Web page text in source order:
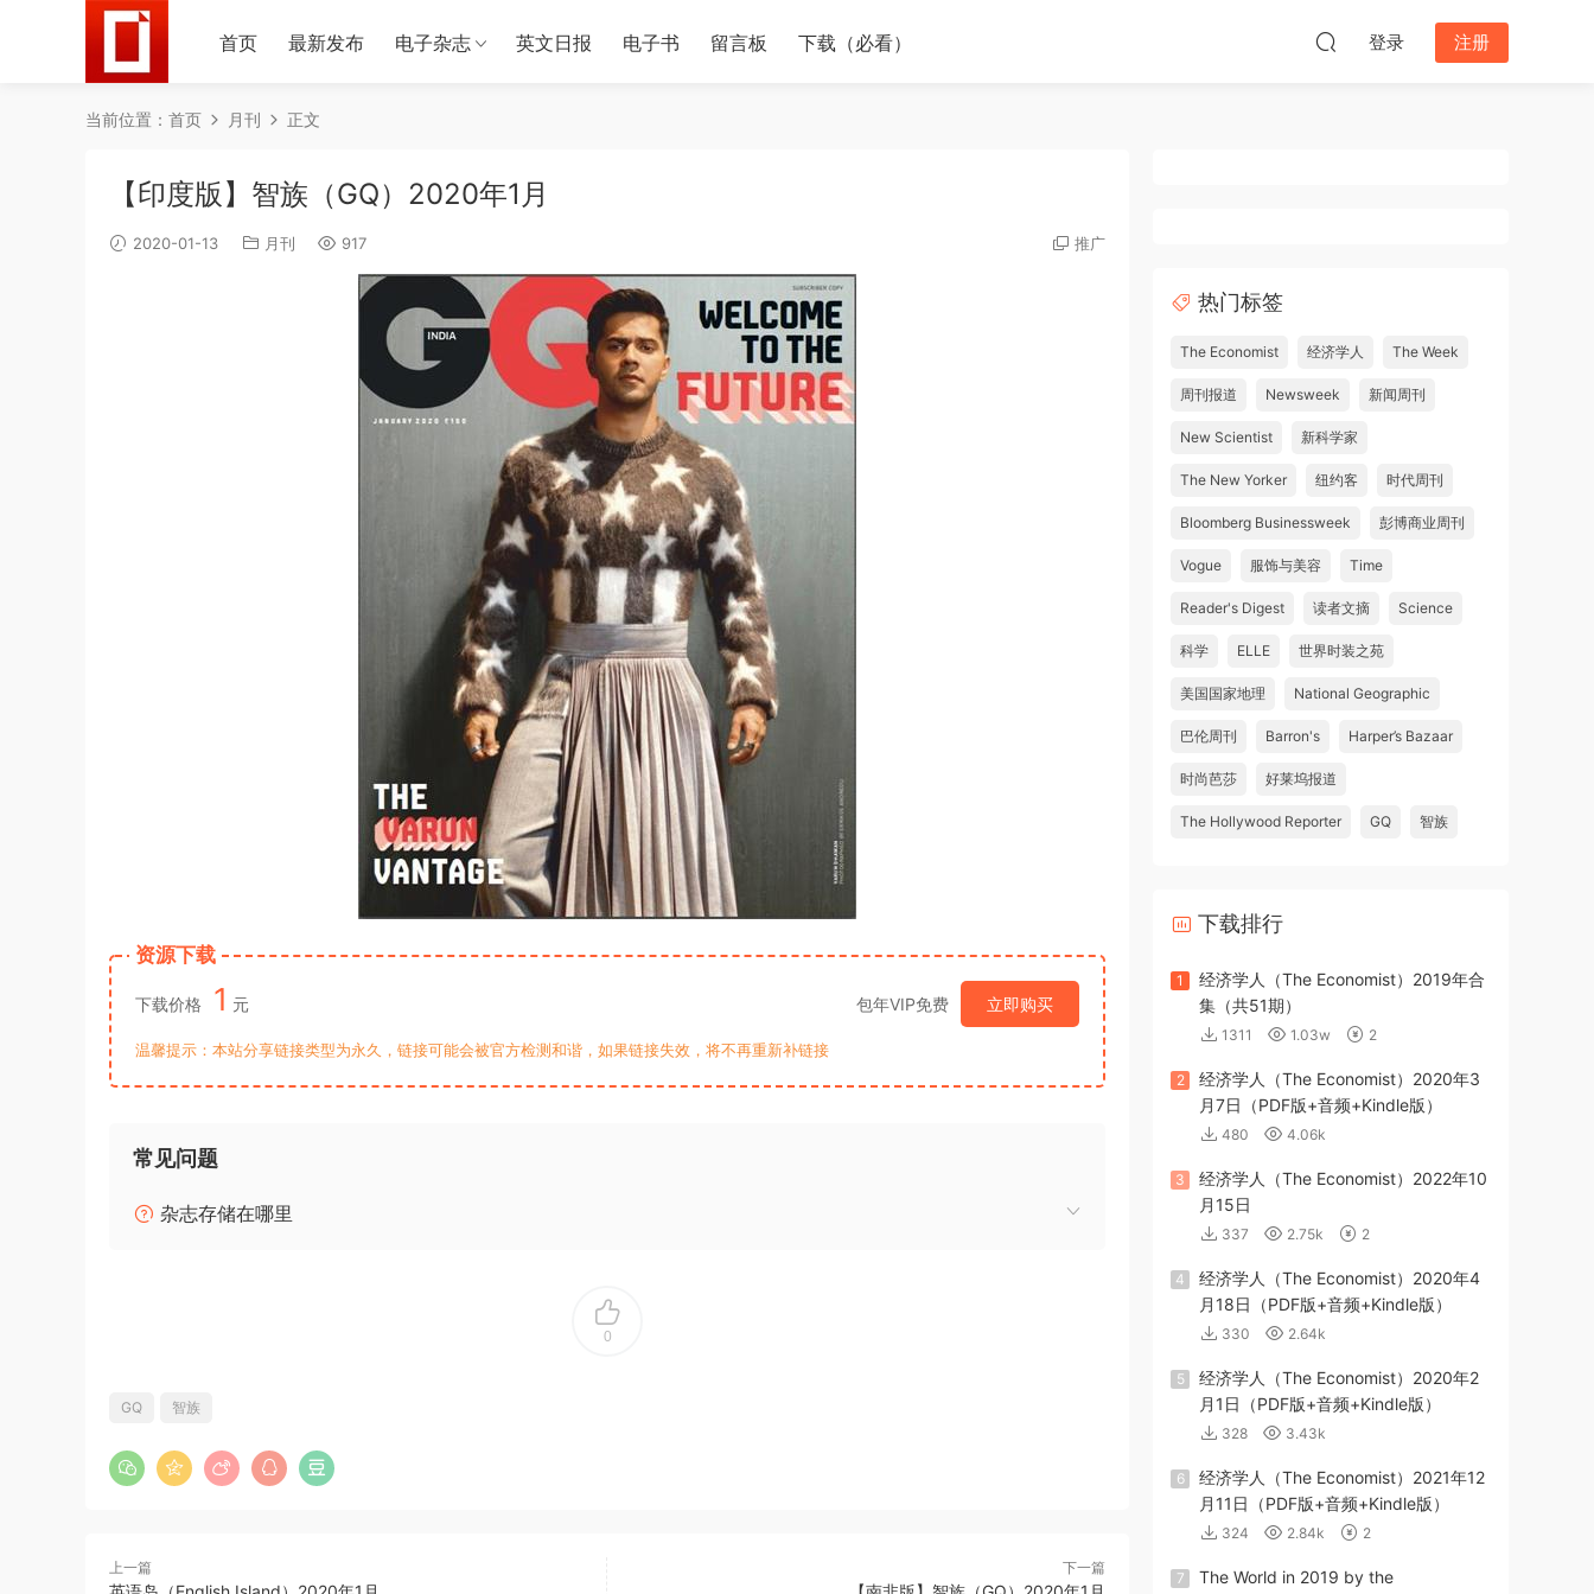
首页 最新发布 电子杂志 英文日报 电子书 留言板 下载（必看） 登录 注册
当前位置： 首页 月刊 正文
【印度版】智族（GQ）2020年1月
2020-01-13 月刊 917 推广
资源下载
下载价格 1 元 包年VIP免费 立即购买
温馨提示：本站分享链接类型为永久，链接可能会被官方检测和谐，如果链接失效，将不再重新补链接
常见问题
杂志存储在哪里
0
GQ 智族
上一篇 下一篇
热门标签
The Economist 经济学人 The Week
周刊报道 Newsweek 新闻周刊
New Scientist 新科学家
The New Yorker 纽约客 时代周刊
Bloomberg Businessweek 彭博商业周刊
Vogue 服饰与美容 Time
Reader's Digest 读者文摘 Science
科学 ELLE 世界时装之苑
美国国家地理 National Geographic
巴伦周刊 Barron's Harper’s Bazaar
时尚芭莎 好莱坞报道
The Hollywood Reporter GQ 智族
下载排行
1
经济学人（The Economist）2019年合
集（共51期）
1311 1.03w 2
2
经济学人（The Economist）2020年3
月7日（PDF版+音频+Kindle版）
480 4.06k
3
经济学人（The Economist）2022年10
月15日
337 2.75k 2
4
经济学人（The Economist）2020年4
月18日（PDF版+音频+Kindle版）
330 2.64k
5
经济学人（The Economist）2020年2
月1日（PDF版+音频+Kindle版）
328 3.43k
6
经济学人（The Economist）2021年12
月11日（PDF版+音频+Kindle版）
324 2.84k 2
7
The World in 2019 by the